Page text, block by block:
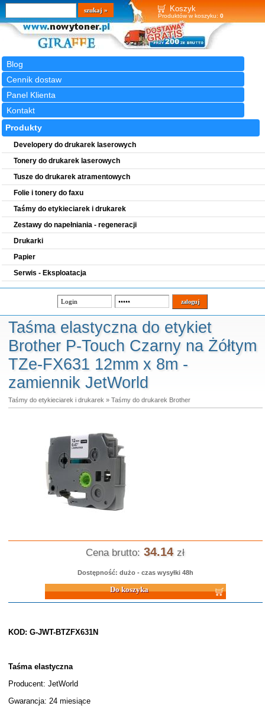
Koszyk
Produktów w koszyku: 0
Blog
Cennik dostaw
Panel Klienta
Kontakt
Wyszukiwarka
szukaj
Produkty
Developery do drukarek laserowych
Tonery do drukarek laserowych
Tusze do drukarek atramentowych
Folie i tonery do faxu
Taśmy do etykieciarek i drukarek
Zestawy do napełniania - regeneracji
Drukarki
Papier
Serwis - Eksploatacja
Taśma elastyczna do etykiet
Brother P-Touch Czarny na Żółtym
TZe-FX631 12mm x 8m -
zamiennik JetWorld
Taśmy do etykieciarek i drukarek » Taśmy do drukarek Brother
Cena brutto: 34.14 zł
Dostępność: dużo - czas wysyłki 48h
Do koszyka
KOD: G-JWT-BTZFX631N
Taśma elastyczna
Producent: JetWorld
Gwarancja: 24 miesiące